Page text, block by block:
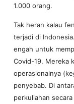
1.000 orang.
Tak heran kalau
terjadi di
engah untuk
Covid-19. Mereka
operasionalnya
penyebab. Di
perkuliahan